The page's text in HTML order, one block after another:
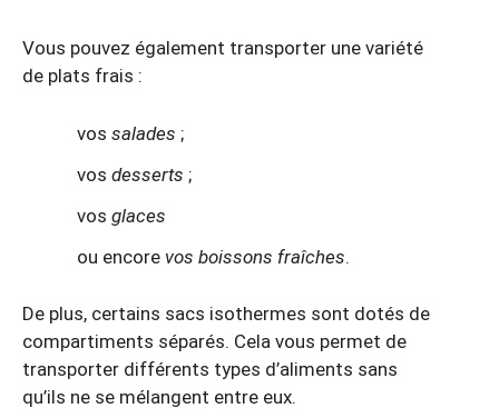
Vous pouvez également transporter une variété
de plats frais :
vos salades ;
vos desserts ;
vos glaces
ou encore vos boissons fraîches.
De plus, certains sacs isothermes sont dotés de
compartiments séparés. Cela vous permet de
transporter différents types d’aliments sans
qu’ils ne se mélangent entre eux.